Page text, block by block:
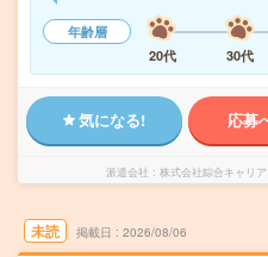
年齢層
20代
30代
気になる! 応募
派遣会社 株式会社綜合キャリ
未読 掲載日 2026/08/06